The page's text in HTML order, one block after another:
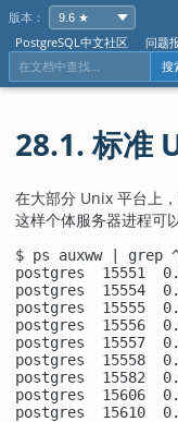
版本：
PostgreSQL中文社区
问题
搜
28.1. 标准
在大部分 Unix 平台上，
这样个体服务器进程可
$ ps auxww | grep
postgres  15551
postgres  15554
postgres  15555
postgres  15556
postgres  15557
postgres  15558
postgres  15582
postgres  15606
postgres  15610